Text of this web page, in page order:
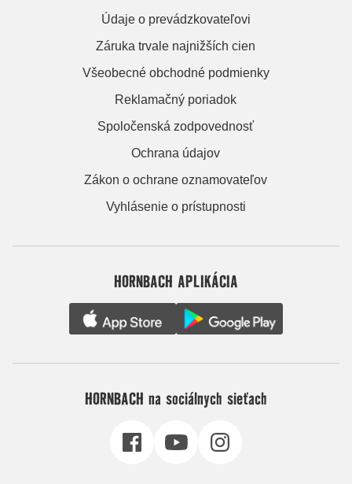
Údaje o prevádzkovateľovi
Záruka trvale najnižších cien
Všeobecné obchodné podmienky
Reklamačný poriadok
Spoločenská zodpovednosť
Ochrana údajov
Zákon o ochrane oznamovateľov
Vyhlásenie o prístupnosti
HORNBACH APLIKÁCIA
HORNBACH na sociálnych sieťach